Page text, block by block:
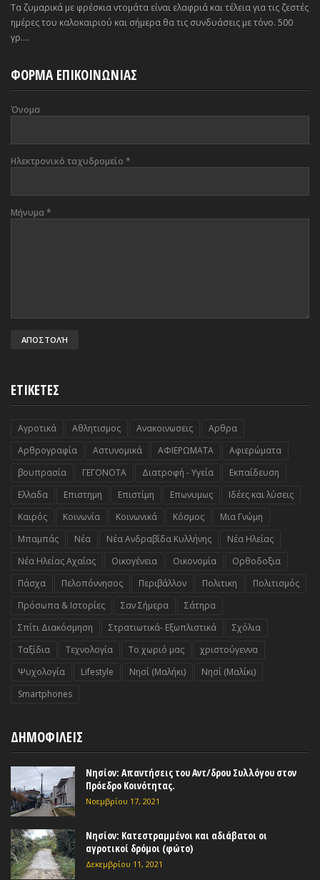
Τα ζυμαρικά με φρέσκια ντομάτα είναι ελαφριά και τέλεια για τις ζεστές
ημέρες του καλοκαιριού και σήμερα θα τις συνδυάσεις με τόνο. 500
γρ....
ΦΟΡΜΑ ΕΠΙΚΟΙΝΩΝΙΑΣ
Όνομα
Ηλεκτρονικό ταχυδρομείο *
Μήνυμα *
ΕΤΙΚΕΤΕΣ
Αγροτικά Αθλητισμος Ανακοινωσεις
Αρθρα
Αρθρογραφία
Αστυνομικά ΑΦΙΕΡΩΜΑΤΑ
Αφιερώματα
βουπρασία
ΓΕΓΟΝΟΤΑ Διατροφή - Υγεία
Εκπαίδευση
Ελλαδα
Επιστημη Επιστίμη Επωνυμως
Ιδέες και λύσεις
Καιρός
Κοινωνία Κοινωνικά Κόσμος
Μια Γνώμη
Μπαμπάς
Νέα Νέα Ανδραβίδα Κυλλήνης
Νέα Ηλείας
Νέα Ηλείας Αχαΐας
Οικογένεια Οικονομία
Ορθοδοξια
Πάσχα
Πελοπόννησος Περιβάλλον Πολιτικη
Πολιτισμός
Πρόσωπα & Ιστορίες
Σαν Σήμερα
Σάτηρα
Σπίτι Διακόσμηση
Στρατιωτικά- Εξωπλιστικά
Σχόλια
Ταξίδια
Τεχνολογία Το χωριό μας
χριστούγεννα
Ψυχολογία
Lifestyle Nησί (Μαλήκι)
Nησί (Μαλίκι)
Smartphones
ΔΗΜΟΦΙΛΕΙΣ
Νησίον: Απαντήσεις του Αντ/δρου Συλλόγου στον
Πρόεδρο Κοινότητας.
Νοεμβρίου 17, 2021
Νησίον: Κατεστραμμένοι και αδιάβατοι οι
αγροτικοί δρόμοι (φώτο)
Δεκεμβρίου 11, 2021